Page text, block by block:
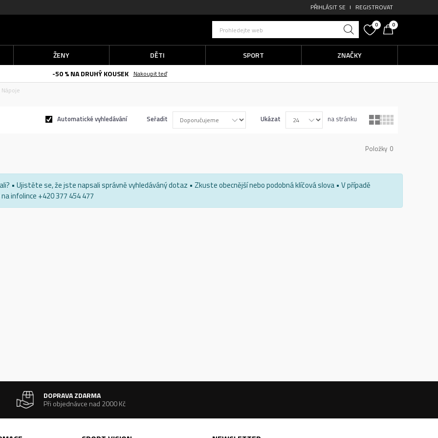
PŘIHLÁSIT SE REGISTROVAT
Prohledejte web
0 0
ŽENY DĚTI SPORT
ZNAČKY
-50 % NA DRUHÝ KOUSEK
Nakoupit teď
Nápoje
Automatické vyhledávání Seřadit Ukázat na stránku
0
Položky
• Ujistěte se, že jste napsali správně vyhledáváný dotaz • Zkuste obecnější nebo podobná klíčová slova • V případě
infolince +420 377 454 477
DOPRAVA ZDARMA
Při objednávce nad 2000 Kč